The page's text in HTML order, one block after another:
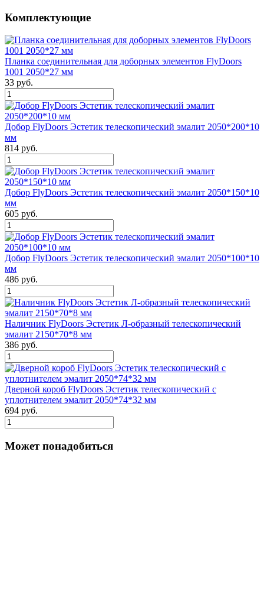
Комплектующие
Планка соединительная для доборных элементов FlyDoors
1001 2050*27 мм
33 руб.
Добор FlyDoors Эстетик телескопический эмалит 2050*200*10
мм
814 руб.
Добор FlyDoors Эстетик телескопический эмалит 2050*150*10
мм
605 руб.
Добор FlyDoors Эстетик телескопический эмалит 2050*100*10
мм
486 руб.
Наличник FlyDoors Эстетик Л-образный телескопический
эмалит 2150*70*8 мм
386 руб.
Дверной короб FlyDoors Эстетик телескопический с
уплотнителем эмалит 2050*74*32 мм
694 руб.
Может понадобиться